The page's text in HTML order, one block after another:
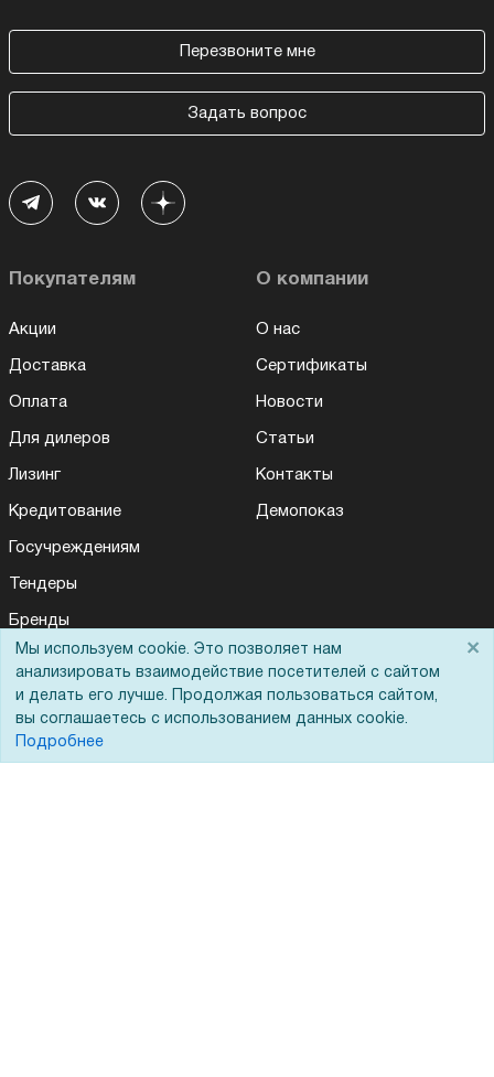
Перезвоните мне
Задать вопрос
Покупателям
Акции
Доставка
Оплата
Для дилеров
Лизинг
Кредитование
Госучреждениям
Тендеры
Бренды
ЭДО
О компании
О нас
Сертификаты
Новости
Статьи
Контакты
Демопоказ
Помощь
Мы используем cookie. Это позволяет нам
анализировать взаимодействие посетителей с сайтом
и делать его лучше. Продолжая пользоваться сайтом,
вы соглашаетесь с использованием данных cookie.
Подробнее
×